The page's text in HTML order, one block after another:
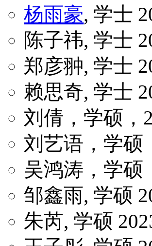
杨雨豪, 学士
陈子祎, 学士
郑彦翀, 学士
赖思奇, 学士
刘倩，学硕，
刘艺语，学硕
吴鸿涛，学硕
邹鑫雨, 学硕
朱芮, 学硕